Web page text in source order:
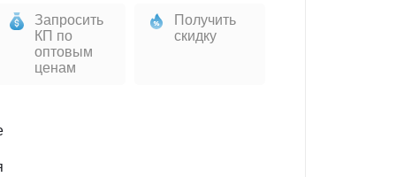
Запросить
КП по
оптовым
ценам
Получить
скидку